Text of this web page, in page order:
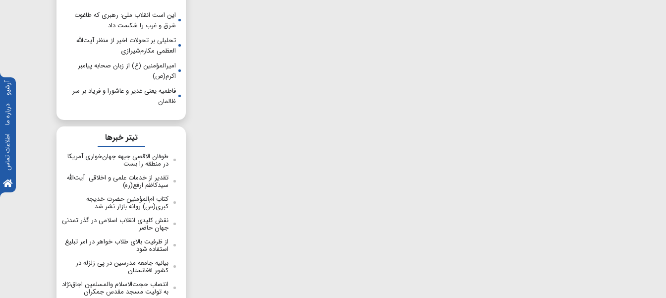
آرشیو
درباره ما
اطلاعات تماس
این است انقلاب ملی: رهبری که طاغوت
شرق و غرب را شکست داد
تحلیلی بر تحولات اخیر از منظر آیت‌الله
العظمی مکارم‌شیرازی
امیرالمؤمنین (ع) از زبان صحابه پیامبر
اکرم(ص)
فاطمیه یعنی غدیر و عاشورا و فریاد بر سر
ظالمان
تیتر خبرها
طوفان الاقصی جبهه جهان‌خواری آمریکا
در منطقه را بست
تقدیر از خدمات علمی و اخلاقی آیت‌الله
سید‌کاظم ارفع(ره)
کتاب ام‌المؤمنین حضرت خدیجه
کبری(س) روانه بازار نشر شد
نقش کلیدی انقلاب اسلامی در گذر تمدنی
جهان حاضر
از ظرفیت بالای طلاب خواهر در امر تبلیغ
استفاده شود
بیانیه جامعه مدرسین در پی زلزله در
کشور افغانستان
انتصاب حجت‌الاسلام والمسلمین اجاق‌نژاد
به تولیت مسجد مقدس جمکران